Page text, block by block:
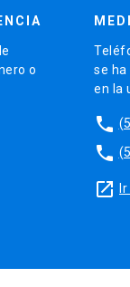
o
se ha
en la
phone
phone
launch